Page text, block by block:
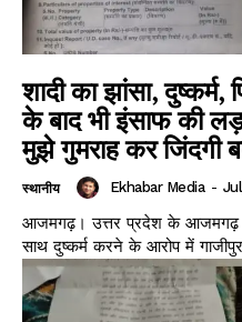
शादी का झांसा, दुष्कर्म,
के बाद भी इंसाफ की
मुझे गुमराह कर जिंदगी
स्थानीय Ekhabar Media -
आजमगढ़। उत्तर प्रदेश के आजमगढ़
साथ दुष्कर्म करने के आरोप में